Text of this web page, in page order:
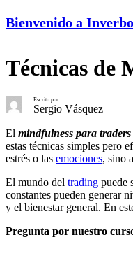
Bienvenido a
Técnicas de
Escrito por:
Sergio Vásquez
El mindfulness para traders
estas técnicas simples pero
estrés o las emociones, sino
El mundo del trading puede
constantes pueden generar
y el bienestar general. En
Pregunta por nuestro